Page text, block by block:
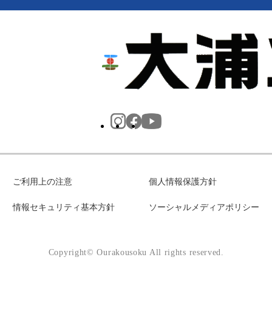
ご利用上の注意 個人情報保護方針
情報セキュリティ基本方針 ソーシャルメディアポリシー
Copyright© Ourakousoku All rights reserved.